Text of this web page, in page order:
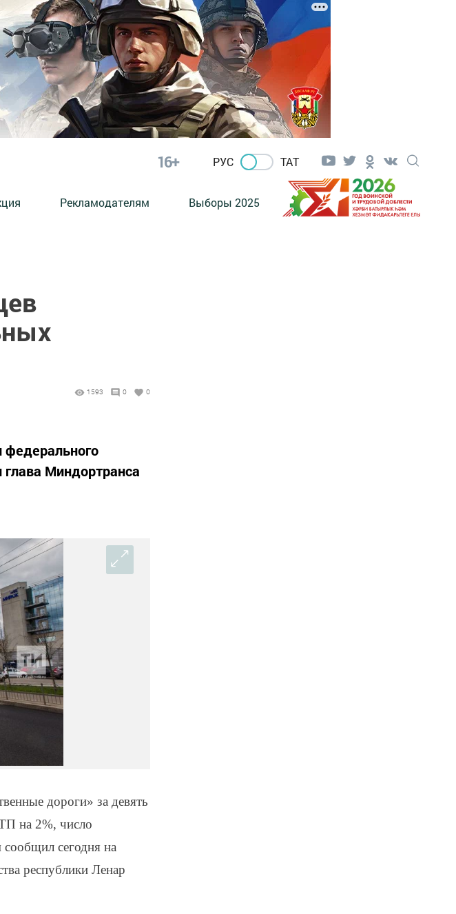
16+ РУС ТАТ
Рекламодателям Выборы 2025
1593 0 0
федерального
Миндортранса
дороги» за девять
на 2%, число
сегодня на
республики Ленар